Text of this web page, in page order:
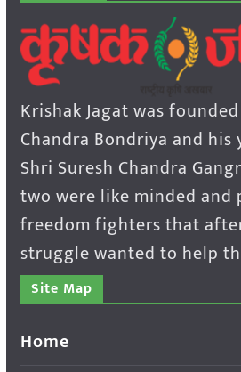
Krishak Jagat was
Chandra Bondriya and
Shri Suresh Chandra
two were like minded
freedom fighters that
struggle wanted to help
Site Map
Home